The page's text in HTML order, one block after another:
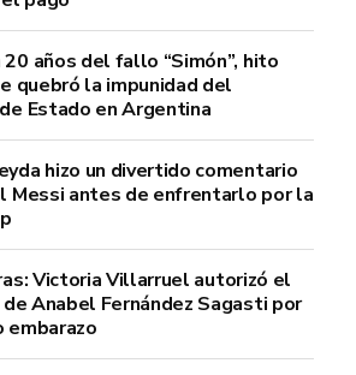
años del fallo “Simón”, hito
quebró la impunidad del
Estado en Argentina
hizo un divertido comentario
Messi antes de enfrentarlo por la
Victoria Villarruel autorizó el
Anabel Fernández Sagasti por
embarazo